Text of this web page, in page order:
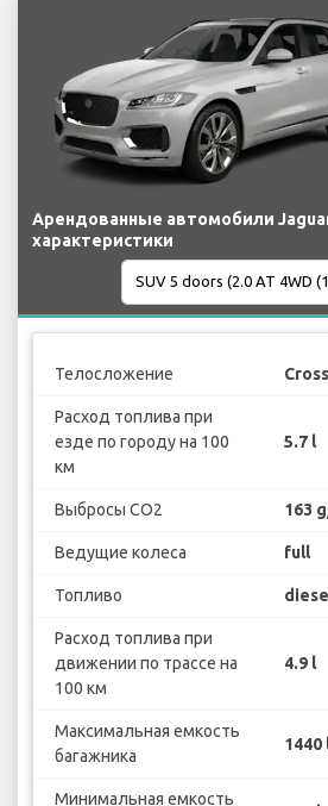
Арендованные автомобили
характеристики
Телосложение
Расход топлива при
езде по городу на 100
км
5.7 l
Выбросы CO2 163
Ведущие колеса full
Топливо
Расход топлива при
движении по трассе на
100 км
4.9 l
Максимальная емкость
багажника
1440
Минимальная емкость